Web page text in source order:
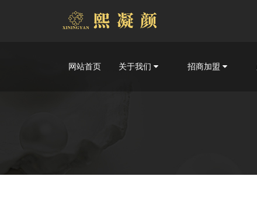
网站首页 关于我们 招商加盟